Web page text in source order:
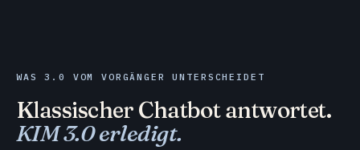
WAS 3.0 VOM VORGÄNGER UNTERSCHEIDET
Klassischer Chatbot antwortet.
KIM 3.0 erledigt.